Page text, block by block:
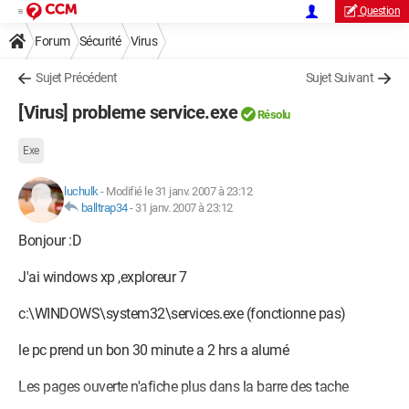
Question
Forum Sécurité Virus
Sujet Précédent Sujet Suivant
[Virus] probleme service.exe Résolu
Exe
luchulk- Modifié le 31 janv. 2007 à 23:12
balltrap34- 31 janv. 2007 à 23:12
Bonjour :D
J'ai windows xp ,exploreur 7
c:\WINDOWS\system32\services.exe (fonctionne pas)
le pc prend un bon 30 minute a 2 hrs a alumé
Les pages ouverte n'afiche plus dans la barre des tache